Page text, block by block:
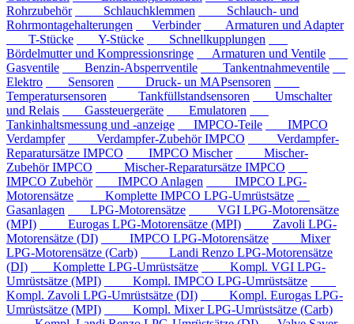
Rohrzubehör
Schlauchklemmen
Schlauch- und
Rohrmontagehalterungen
Verbinder
Armaturen und Adapter
T-Stücke
Y-Stücke
Schnellkupplungen
Bördelmutter und Kompressionsringe
Armaturen und Ventile
Gasventile
Benzin-Absperrventile
Tankentnahmeventile
Elektro
Sensoren
Druck- un MAPsensoren
Temperatursensoren
Tankfüllstandsensoren
Umschalter
und Relais
Gassteuergeräte
Emulatoren
Tankinhaltsmessung und -anzeige
IMPCO-Teile
IMPCO
Verdampfer
Verdampfer-Zubehör IMPCO
Verdampfer-
Reparatursätze IMPCO
IMPCO Mischer
Mischer-
Zubehör IMPCO
Mischer-Reparatursätze IMPCO
IMPCO Zubehör
IMPCO Anlagen
IMPCO LPG-
Motorensätze
Komplette IMPCO LPG-Umrüstsätze
Gasanlagen
LPG-Motorensätze
VGI LPG-Motorensätze
(MPI)
Eurogas LPG-Motorensätze (MPI)
Zavoli LPG-
Motorensätze (DI)
IMPCO LPG-Motorensätze
Mixer
LPG-Motorensätze (Carb)
Landi Renzo LPG-Motorensätze
(DI)
Komplette LPG-Umrüstsätze
Kompl. VGI LPG-
Umrüstsätze (MPI)
Kompl. IMPCO LPG-Umrüstsätze
Kompl. Zavoli LPG-Umrüstsätze (DI)
Kompl. Eurogas LPG-
Umrüstsätze (MPI)
Kompl. Mixer LPG-Umrüstsätze (Carb)